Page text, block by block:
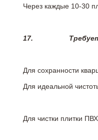
Через каждые 10-30
17.
Для сохранности
Для идеальной
Для чистки плитки